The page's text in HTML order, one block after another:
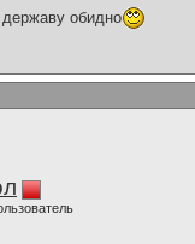
обидно